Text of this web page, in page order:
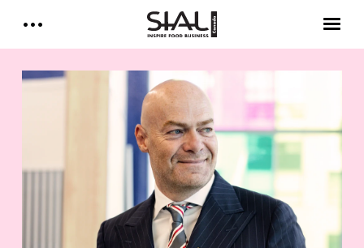
E-Magazine
Testimonials
Media Kits